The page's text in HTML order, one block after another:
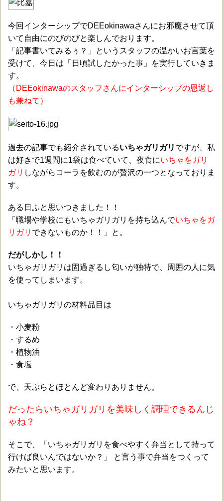
今回インターシップでDEEokinawaさんにお邪魔させて頂
いて自由にのびのびと楽しんでおります。
「記事書いてみるぅ？」というスタッフの温かいお言葉を
受けて、今日は「日頃試したかった事」を実行していきま
す。
（DEEokinawaのスタッフさんにインターシップの恩返し
も兼ねて）
過去の記事でも紹介されているいちゃガリガリ ですが、私
は好きで1週間に1袋は食べていて、夜食にいちゃをガリ
ガリ しながらコーラを飲むのが贅沢の一つとなっておりま
す。
ある日ふと思いつきました！！
「職場や学校にもいちゃガリガリを持ち込んでいちゃをガ
リガリ できないものか！！」と。
だがしかし！！
いちゃガリガリは固過ぎるし匂いが独特で、周囲の人に気
を使ってしまいます。
いちゃガリガリの材料品目は
・小麦粉
・するめ
・植物油
・食塩
で、天ぷらとほとんど変わりありません。
だったらいちゃガリガリを美味しく調理できるんじ
ゃね？
そこで、「いちゃガリガリを食べやすく弁当として持って
行けば良いんではないか？」 と言う事で弁当をつくって
みたいと思います。